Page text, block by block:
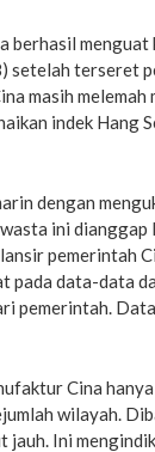
berhasil menguat
terseret
masih
indek Hang
dengan
ini dianggap
pemerintah
pada data-data
pemerintah.
Cina
wilayah.
Ini